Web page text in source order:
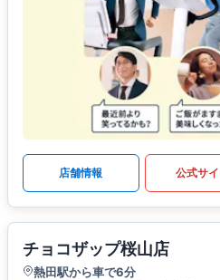
店舗情報 公式サイ
チョコザップ桜山店
熱田駅から車で6分